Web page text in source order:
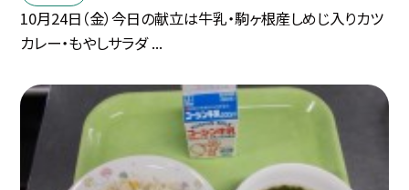
10月24日（金）今日の献立は牛乳・駒ヶ根産しめじ入りカツ
カレー・もやしサラダ ...